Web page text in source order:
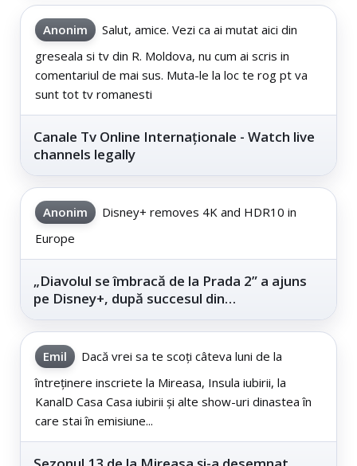
Anonim
Salut, amice. Vezi ca ai mutat aici din
greseala si tv din R. Moldova, nu cum ai scris in
comentariul de mai sus. Muta-le la loc te rog pt va
sunt tot tv romanesti
Canale Tv Online Internaționale - Watch live
channels legally
Anonim
Disney+ removes 4K and HDR10 in
Europe
„Diavolul se îmbracă de la Prada 2” a ajuns
pe Disney+, după succesul din
Emil
Dacă vrei sa te scoți câteva luni de la
întreținere inscriete la Mireasa, Insula iubirii, la
KanalD Casa Casa iubirii și alte show-uri dinastea în
care stai în emisiune...